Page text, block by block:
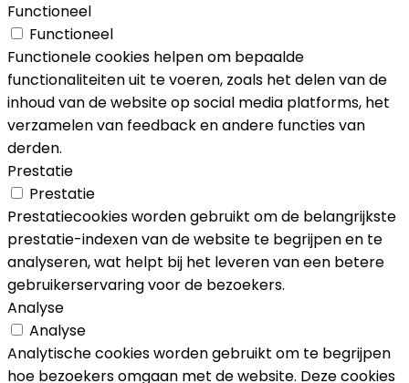
Functioneel
Functioneel
Functionele cookies helpen om bepaalde
functionaliteiten uit te voeren, zoals het delen van de
inhoud van de website op social media platforms, het
verzamelen van feedback en andere functies van
derden.
Prestatie
Prestatie
Prestatiecookies worden gebruikt om de belangrijkste
prestatie-indexen van de website te begrijpen en te
analyseren, wat helpt bij het leveren van een betere
gebruikerservaring voor de bezoekers.
Analyse
Analyse
Analytische cookies worden gebruikt om te begrijpen
hoe bezoekers omgaan met de website. Deze cookies